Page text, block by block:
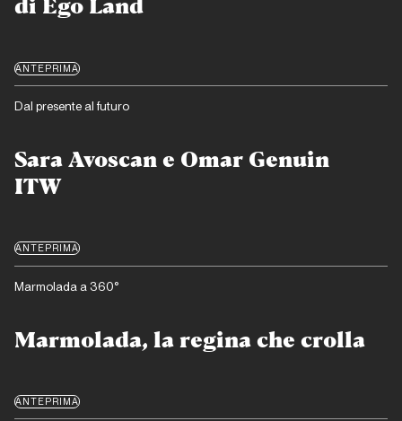
di Ego Land
ANTEPRIMA
Sara Avoscan e Omar Genuin
ITW
Dal presente al futuro
ANTEPRIMA
Marmolada, la regina che crolla
Marmolada a 360°
ANTEPRIMA